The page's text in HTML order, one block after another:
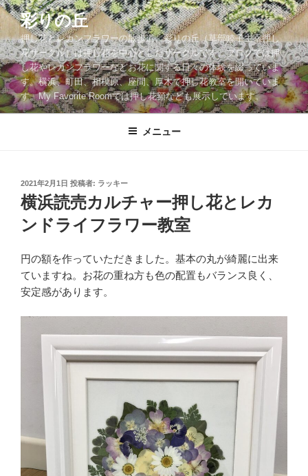
コ
ン
テ
ン
ツ
へ
ス
彩りの丘
押し花とレカンフラワーの散歩道。彩りの丘（草部睦子主宰押し
花サークル）は押し花を中心としたサークルです。ブログでは押
し花やレカンフラワーなどお花に関する日々の体験を綴っていま
す。横浜、町田、相模原、座間、厚木で押し花教室を開いていま
す。My Favorite Roomでは押し花額なども展示しています。
メニュー
投
稿
日:
2021年2月1日 投稿者: ラッキー
横浜読売カルチャー押し花とレカ
ンドライフラワー教室
円の額を作っていただきました。基本の丸が綺麗に出来
ていますね。お花の重ね方も色の配置もバランス良く、
安定感があります。